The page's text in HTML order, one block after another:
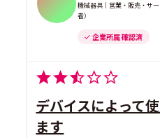
機械器具｜営業・販売・サ
者）
企業所属 確認済
デバイスによって
ます